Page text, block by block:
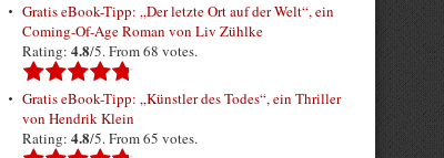
Gratis eBook-Tipp: „Der letzte Ort auf der Welt“, ein
Coming-Of-Age Roman von Liv Zühlke
Rating: 4.8/5. From 68 votes.
Gratis eBook-Tipp: „Künstler des Todes“, ein Thriller
von Hendrik Klein
Rating: 4.8/5. From 65 votes.